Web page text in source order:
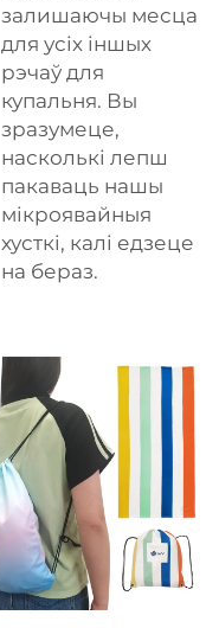
залишаючы месца
для усіх іншых
рэчаў для
купальня. Вы
зразумеце,
насколькі лепш
пакаваць нашы
мікроявайныя
хусткі, калі едзеце
на бераз.